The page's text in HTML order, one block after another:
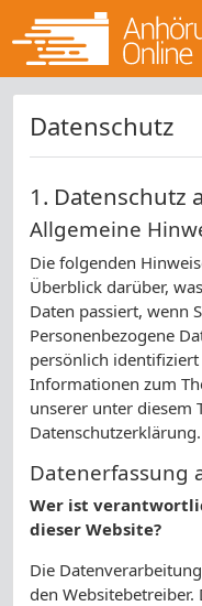
Datenschutz
1. Datenschutz
Allgemeine
Die folgenden
Überblick darüber,
Daten passiert, wenn
Personenbezogene
persönlich
Informationen zum
unserer unter diesem
Datenschutzerklärung.
Datenerfassung
Wer ist
dieser Website?
Die
den Websitebetreiber.